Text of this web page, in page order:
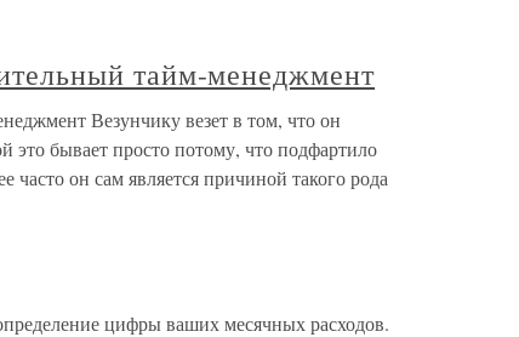
тайм-менеджмент
Везунчику везет в том, что он
это бывает просто потому, что подфартило
он сам является причиной такого рода
цифры ваших месячных расходов.